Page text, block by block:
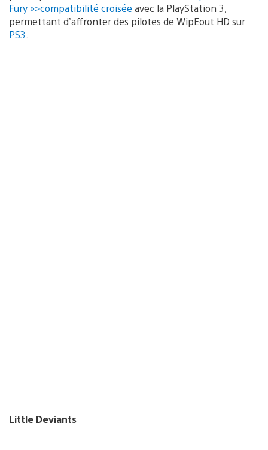
Fury »>compatibilité croisée avec la PlayStation 3,
permettant d’affronter des pilotes de WipEout HD sur
PS3
Little Deviants